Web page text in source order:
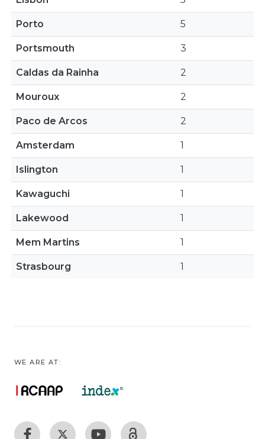
Porto 5
Portsmouth 3
Caldas da Rainha 2
Mouroux 2
Paco de Arcos 2
Amsterdam 1
Islington 1
Kawaguchi 1
Lakewood 1
Mem Martins 1
Strasbourg 1
WE ARE AT: